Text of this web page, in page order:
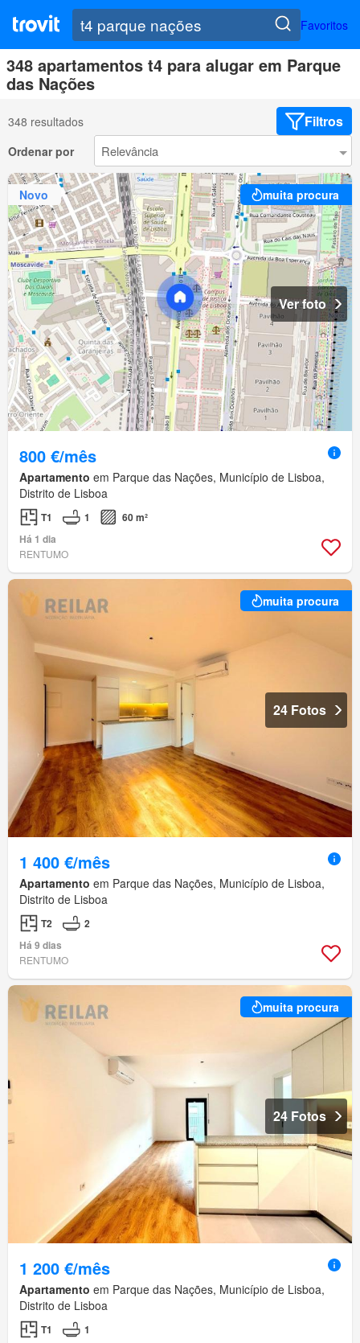
Favoritos
348 apartamentos t4 para alugar em Parque
das Nações
348 resultados Filtros
Ordenar por
Novo muita procura
Ver foto
800 €/mês
Apartamento em Parque das Nações, Município de Lisboa,
Distrito de Lisboa
T1 1
60 m²
Há 1 dia
RENTUMO
muita procura
24 Fotos
1 400 €/mês
Apartamento em Parque das Nações, Município de Lisboa,
Distrito de Lisboa
T2
2
Há 9 dias
RENTUMO
muita procura
24 Fotos
1 200 €/mês
Apartamento em Parque das Nações, Município de Lisboa,
Distrito de Lisboa
T1
1